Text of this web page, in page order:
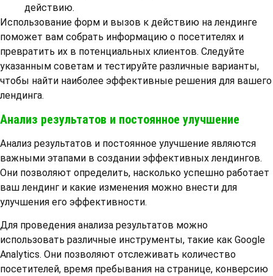
действию.
Использование форм и вызов к действию на лендинге
поможет вам собрать информацию о посетителях и
превратить их в потенциальных клиентов. Следуйте
указанным советам и тестируйте различные варианты,
чтобы найти наиболее эффективные решения для вашего
лендинга.
Анализ результатов и постоянное улучшение
Анализ результатов и постоянное улучшение являются
важными этапами в создании эффективных лендингов.
Они позволяют определить, насколько успешно работает
ваш лендинг и какие изменения можно внести для
улучшения его эффективности.
Для проведения анализа результатов можно
использовать различные инструменты, такие как Google
Analytics. Они позволяют отслеживать количество
посетителей, время пребывания на странице, конверсию